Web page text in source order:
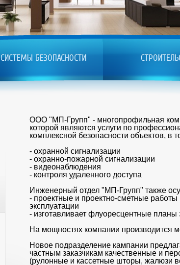
СИСТЕМЫ БЕЗОПАСНОСТИ
ООО "МП-Групп" - многопрофильная
которой являются услуги по
комплексной безопасности объектов, в
- охранной сигнализации
- охранно-пожарной сигнализации
- видеонаблюдения
- контроля удаленного доступа
Инженерный отдел "МП-Групп" также
- проектные и проектно-сметные работы
эксплуатации
- изготавливает флуоресцентные планы
На мощностях компании производится
Новое подразделение кампании
частным заказчикам качественные и
(рулонные и кассетные шторы, жалюзи